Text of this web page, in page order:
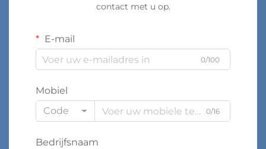
contact met u op.
E-mail
0/100
Mobiel
Code
0/16
Bedrijfsnaam